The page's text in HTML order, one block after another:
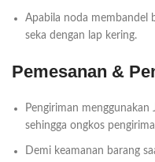
Apabila noda membandel
seka dengan lap kering.
Pemesanan &
Pengiriman menggunakan
sehingga ongkos
Demi keamanan barang